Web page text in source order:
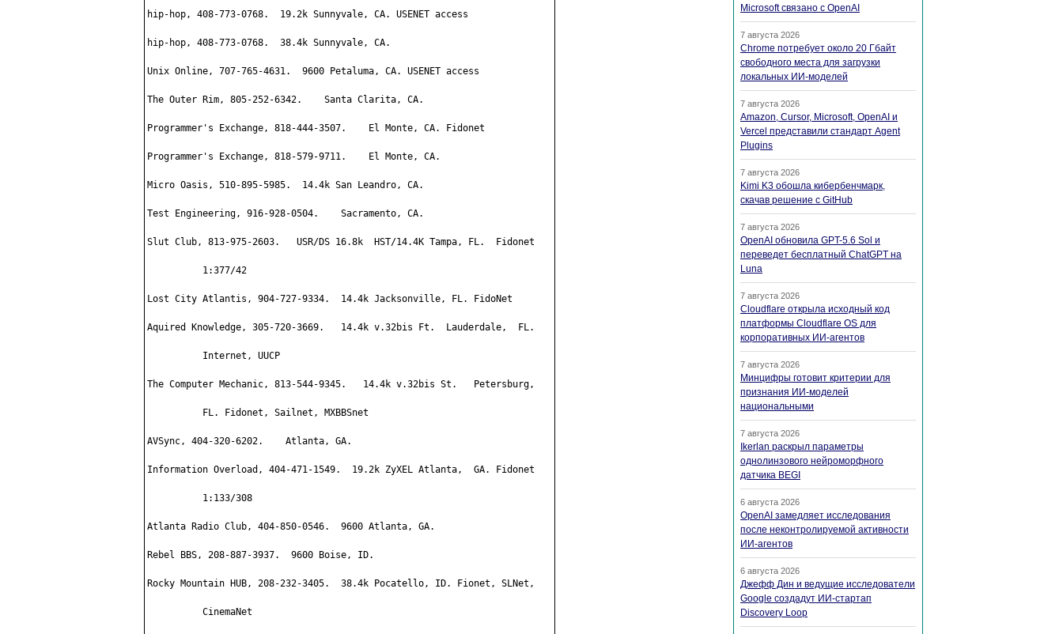
hip-hop, 408-773-0768.  19.2k Sunnyvale, CA. USENET access
hip-hop, 408-773-0768.  38.4k Sunnyvale, CA.
Unix Online, 707-765-4631.  9600 Petaluma, CA. USENET access
The Outer Rim, 805-252-6342.    Santa Clarita, CA.
Programmer's Exchange, 818-444-3507.    El Monte, CA. Fidonet
Programmer's Exchange, 818-579-9711.    El Monte, CA.
Micro Oasis, 510-895-5985.  14.4k San Leandro, CA.
Test Engineering, 916-928-0504.    Sacramento, CA.
Slut Club, 813-975-2603.   USR/DS 16.8k  HST/14.4K Tampa, FL.  Fidonet
          1:377/42
Lost City Atlantis, 904-727-9334.  14.4k Jacksonville, FL. FidoNet
Aquired Knowledge, 305-720-3669.   14.4k v.32bis Ft.  Lauderdale,  FL.
          Internet, UUCP
The Computer Mechanic, 813-544-9345.   14.4k v.32bis St.   Petersburg,
          FL. Fidonet, Sailnet, MXBBSnet
AVSync, 404-320-6202.    Atlanta, GA.
Information Overload, 404-471-1549.  19.2k ZyXEL Atlanta,  GA. Fidonet
          1:133/308
Atlanta Radio Club, 404-850-0546.  9600 Atlanta, GA.
Rebel BBS, 208-887-3937.  9600 Boise, ID.
Rocky Mountain HUB, 208-232-3405.  38.4k Pocatello, ID. Fionet, SLNet,
          CinemaNet
Microsoft связано с OpenAI
7 августа 2026
Chrome потребует около 20 Гбайт
свободного места для загрузки
локальных ИИ-моделей
7 августа 2026
Amazon, Cursor, Microsoft, OpenAI и
Vercel представили стандарт Agent
Plugins
7 августа 2026
Kimi K3 обошла кибербенчмарк,
скачав решение с GitHub
7 августа 2026
OpenAI обновила GPT-5.6 Sol и
переведет бесплатный ChatGPT на
Luna
7 августа 2026
Cloudflare открыла исходный код
платформы Cloudflare OS для
корпоративных ИИ-агентов
7 августа 2026
Минцифры готовит критерии для
признания ИИ-моделей
национальными
7 августа 2026
Ikerlan раскрыл параметры
однолинзового нейроморфного
датчика BEGI
6 августа 2026
OpenAI замедляет исследования
после неконтролируемой активности
ИИ-агентов
6 августа 2026
Джефф Дин и ведущие исследователи
Google создадут ИИ-стартап
Discovery Loop